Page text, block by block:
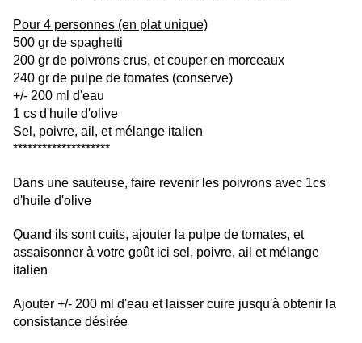
Pour 4 personnes (en plat unique)
500 gr de spaghetti
200 gr de poivrons crus, et couper en morceaux
240 gr de pulpe de tomates (conserve)
+/- 200 ml d'eau
1 cs d'huile d'olive
Sel, poivre, ail, et mélange italien
********************
Dans une sauteuse, faire revenir les poivrons avec 1cs
d'huile d'olive
Quand ils sont cuits, ajouter la pulpe de tomates, et
assaisonner à votre goût ici sel, poivre, ail et mélange
italien
Ajouter +/- 200 ml d'eau et laisser cuire jusqu'à obtenir la
consistance désirée